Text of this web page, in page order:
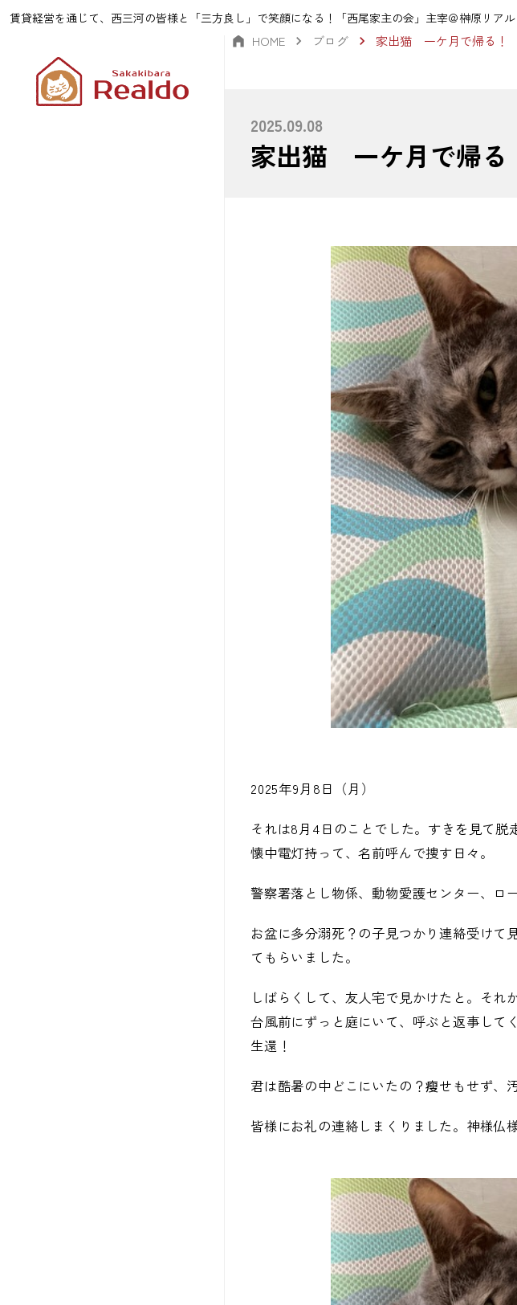
賃貸経営を通じて、西三河の皆様と「三方良し」で笑顔になる！「西尾家主の会」主宰＠榊原リア
HOME ブログ 家出猫 一ケ月で帰る！
2025.09.08
家出猫 一ケ月で帰る
2025年9月8日（月）
それは8月4日のことでした。すきを見て
懐中電灯持って、名前呼んで捜す日々。
警察署落とし物係、動物愛護センター、ロ
お盆に多分溺死？の子見つかり連絡受けて
てもらいました。
しばらくして、友人宅で見かけたと。そ
台風前にずっと庭にいて、呼ぶと返事して
生還！
君は酷暑の中どこにいたの？瘦せもせず、
皆様にお礼の連絡しまくりました。神様仏